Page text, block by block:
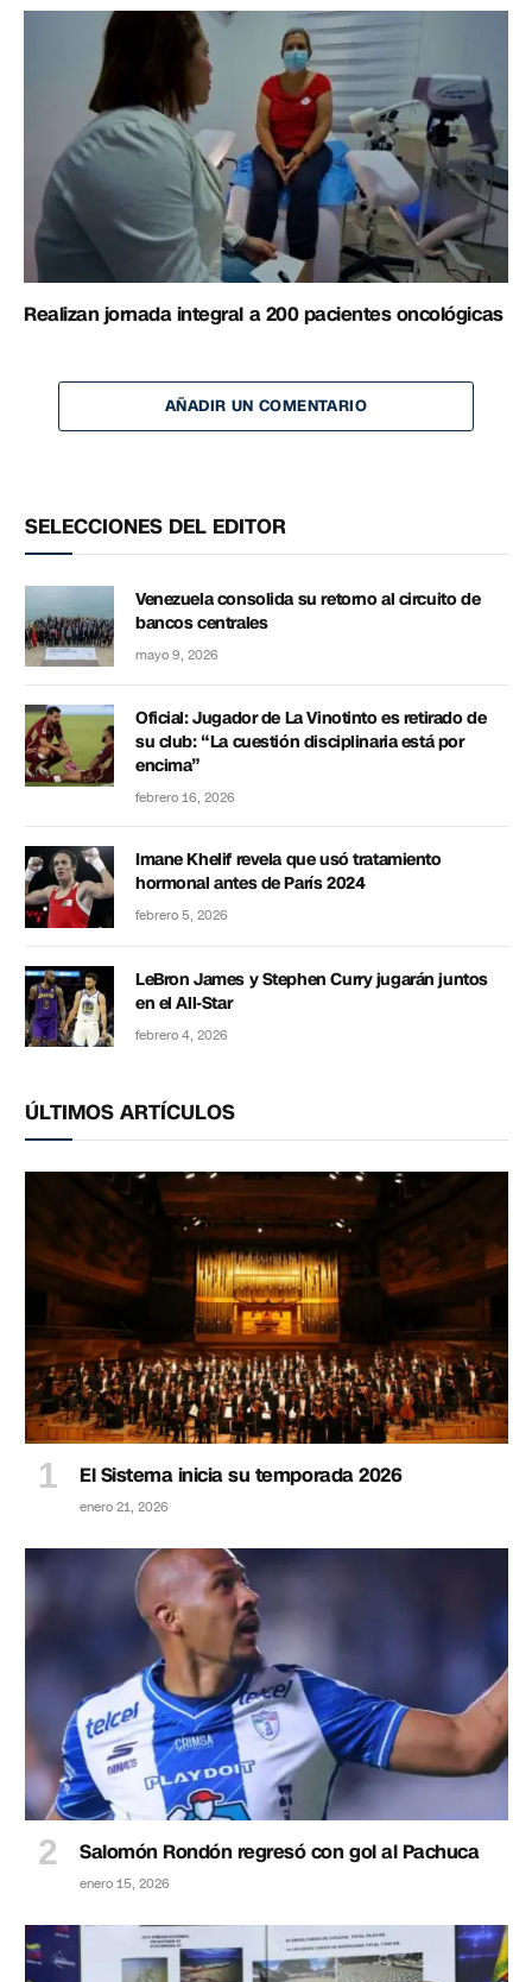
Realizan jornada integral a 200 pacientes oncológicas
AÑADIR UN COMENTARIO
SELECCIONES DEL EDITOR
Venezuela consolida su retorno al circuito de
bancos centrales
mayo 9, 2026
Oficial: Jugador de La Vinotinto es retirado de
su club: “La cuestión disciplinaria está por
encima”
febrero 16, 2026
Imane Khelif revela que usó tratamiento
hormonal antes de París 2024
febrero 5, 2026
LeBron James y Stephen Curry jugarán juntos
en el All-Star
febrero 4, 2026
ÚLTIMOS ARTÍCULOS
El Sistema inicia su temporada 2026
enero 21, 2026
Salomón Rondón regresó con gol al Pachuca
enero 15, 2026